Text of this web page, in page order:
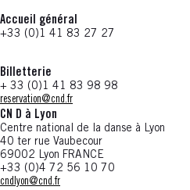
Accueil général
+33 (0)1 41 83 27 27
Billetterie
+ 33 (0)1 41 83 98 98
reservation@cnd.fr
CN D à Lyon
Centre national de la danse à Lyon
40 ter rue Vaubecour
69002 Lyon FRANCE
+33 (0)4 72 56 10 70
cndlyon@cnd.fr